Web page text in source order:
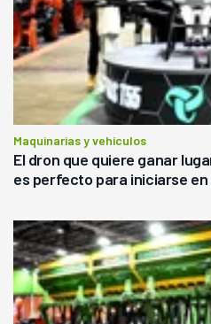
Maquinarias y vehículos
El dron que quiere ganar
es perfecto para iniciarse